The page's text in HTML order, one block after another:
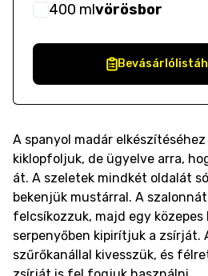
400 mlvörösbor
A spanyol madár
kiklopfoljuk, de ügyelve arra,
át. A szeletek mindkét oldalát
bekenjük mustárral. A
felcsíkozzuk, majd egy
serpenyőben kipirítjuk a zsírját.
szűrőkanállal kivesszük, és